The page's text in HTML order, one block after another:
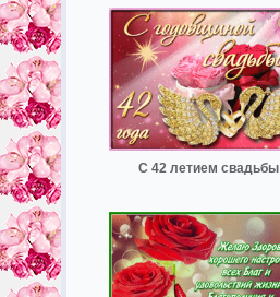
С 42 летием свадьбы